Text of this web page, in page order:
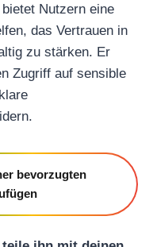
Nutzern eine
das Vertrauen in
zu stärken. Er
Zugriff auf sensible
bevorzugten